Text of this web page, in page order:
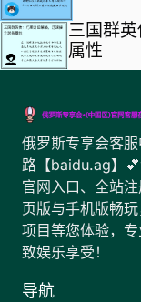
三国群
属性
俄罗斯专享会客
路【baidu.ag】
官网入口、全站
页版与手机版畅
项目等您体验，
致娱乐享受！
导航